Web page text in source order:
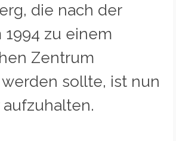
die nach der
zu einem
Zentrum
sollte, ist nun